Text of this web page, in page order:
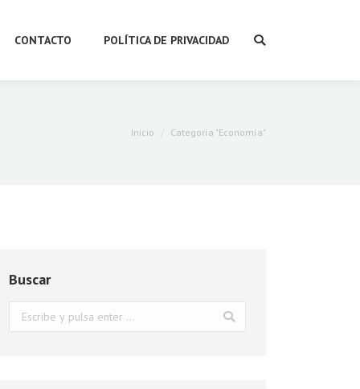
CONTACTO POLÍTICA DE PRIVACIDAD Buscar:
Estás aquí:
Inicio Categoría "Economía"
Buscar
Buscar: